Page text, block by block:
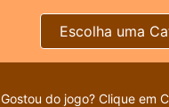
Escolha uma
Gostou do jogo? Clique em